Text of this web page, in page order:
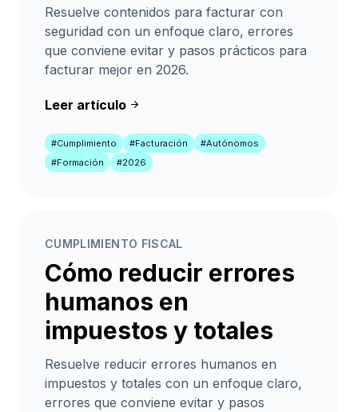
Resuelve contenidos para facturar con
seguridad con un enfoque claro, errores
que conviene evitar y pasos prácticos para
facturar mejor en 2026.
Leer artículo arrow_forward
#Cumplimiento #Facturación
#Autónomos
#Formación
#2026
CUMPLIMIENTO FISCAL
Cómo reducir errores
humanos en
impuestos y totales
Resuelve reducir errores humanos en
impuestos y totales con un enfoque claro,
errores que conviene evitar y pasos